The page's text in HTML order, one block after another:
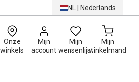
NL | Nederlands
Onze
winkels
Mijn
account
Mijn
wensenlijst
Mijn
winkelmand